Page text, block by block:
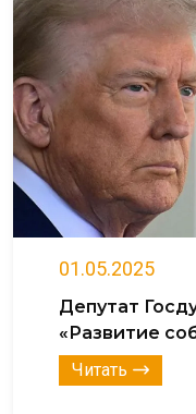
01.05.2025
Депутат
«Развитие
Читать